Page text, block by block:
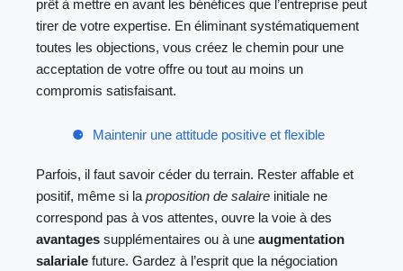
prêt à mettre en avant les bénéfices que l’entreprise peut
tirer de votre expertise. En éliminant systématiquement
toutes les objections, vous créez le chemin pour une
acceptation de votre offre ou tout au moins un
compromis satisfaisant.
Maintenir une attitude positive et flexible
Parfois, il faut savoir céder du terrain. Rester affable et
positif, même si la proposition de salaire initiale ne
correspond pas à vos attentes, ouvre la voie à des
avantages supplémentaires ou à une augmentation
salariale future. Gardez à l’esprit que la négociation